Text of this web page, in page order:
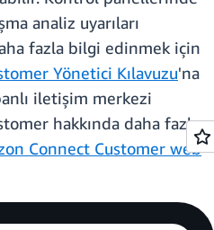
analiz uyarıları
fazla bilgi edinmek için
Yönetici Kılavuzu'na
iletişim merkezi
hakkında daha fazla
Connect Customer web